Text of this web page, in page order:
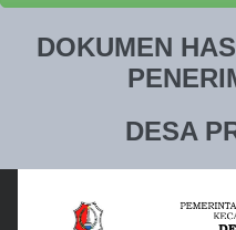
DOKUMEN
DESA